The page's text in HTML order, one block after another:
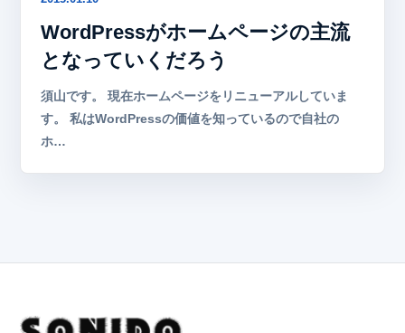
WordPressがホームページの主流
となっていくだろう
須山です。 現在ホームページをリニューアルしていま
す。 私はWordPressの価値を知っているので自社の
ホ…